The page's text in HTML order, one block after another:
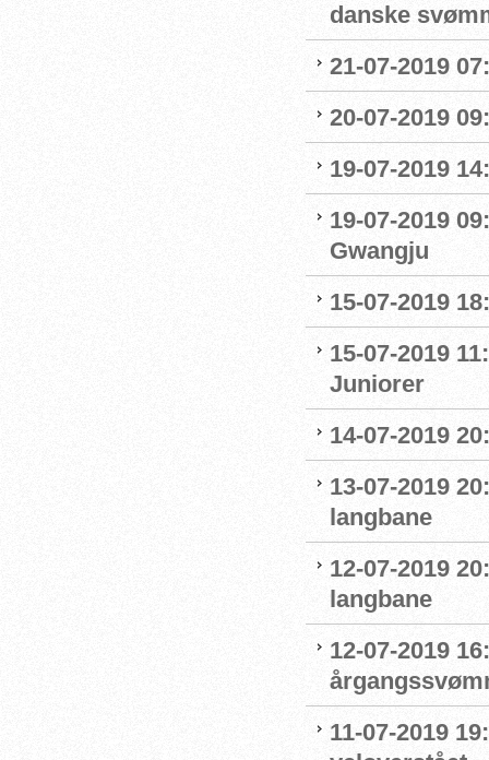
danske
21-07-2019
20-07-2019
19-07-2019
19-07-2019
Gwangju
15-07-2019
15-07-2019
Juniorer
14-07-2019
13-07-2019
langbane
12-07-2019
langbane
12-07-2019
11-07-2019